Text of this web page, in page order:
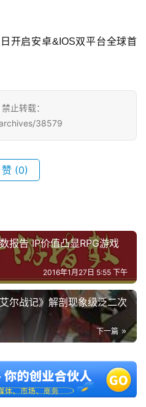
开启安卓&IOS双平台全球首
止转载：
38579
赞 (0)
报告 IP价值凸显RPG游戏
2016年1月27日 5:55 下午
尔战记》解剖现象级泛二次
下一篇